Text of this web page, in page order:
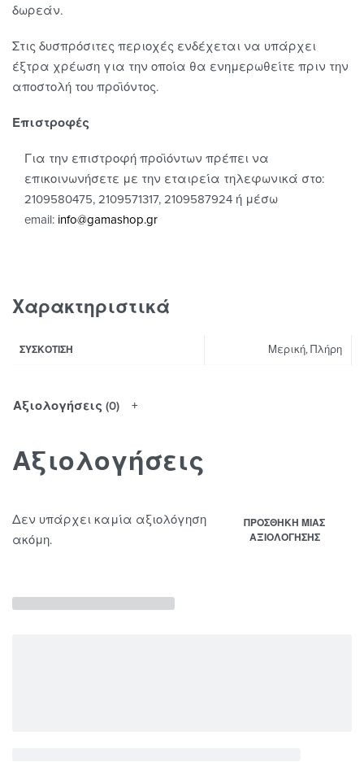
δωρεάν.
Στις δυσπρόσιτες περιοχές ενδέχεται να υπάρχει
έξτρα χρέωση για την οποία θα ενημερωθείτε πριν την
αποστολή του προϊόντος.
Επιστροφές
Για την επιστροφή προϊόντων πρέπει να
επικοινωνήσετε με την εταιρεία τηλεφωνικά στο:
2109580475, 2109571317, 2109587924 ή μέσω
email: info@gamashop.gr
Χαρακτηριστικά
ΣΥΣΚΌΤΙΣΗ Μερική, Πλήρη
Αξιολογήσεις (0)
Αξιολογήσεις
Δεν υπάρχει καμία αξιολόγηση
ακόμη.
ΠΡΟΣΘΉΚΗ ΜΊΑΣ
ΑΞΙΟΛΌΓΗΣΗΣ